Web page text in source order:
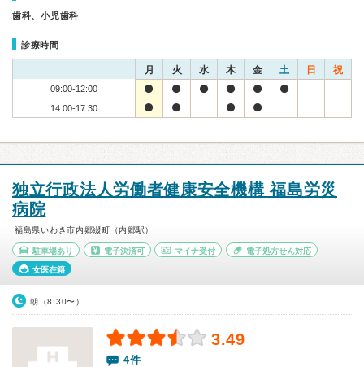
歯科、小児歯科
診療時間
月 火 水 木 金 土 日 祝
09:00-12:00
14:00-17:30
独立行政法人労働者健康安全機構 福島労災
病院
福島県いわき市内郷綴町（内郷駅）
駐車場あり 電子決済可 マイナ受付 電子処方せん対応
女医在籍
朝（8:30〜）
3.49
4件